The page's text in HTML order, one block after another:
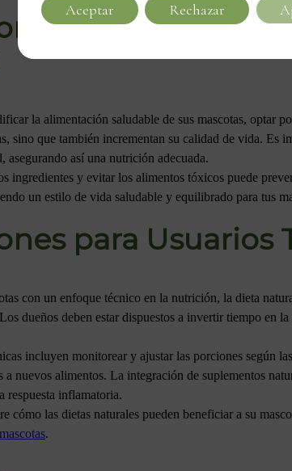
para
la alimentación saludable de sus mascotas, optar
sino que también incrementan su calidad de vida. Es
asegurando así una nutrición adecuada.
ingredientes y evitar los alimentos tóxicos puede
un estilo de vida saludable y equilibrado para tus
para Usuarios
con un enfoque técnico en la nutrición, la dieta
dueños deben estar dispuestos a invertir tiempo en
incluyen monitorear y ajustar las porciones según
a nuevos alimentos. La integración de suplementos
respuesta inflamatoria.
cómo las dietas naturales pueden beneficiar a su
.
Aceptar Rechazar